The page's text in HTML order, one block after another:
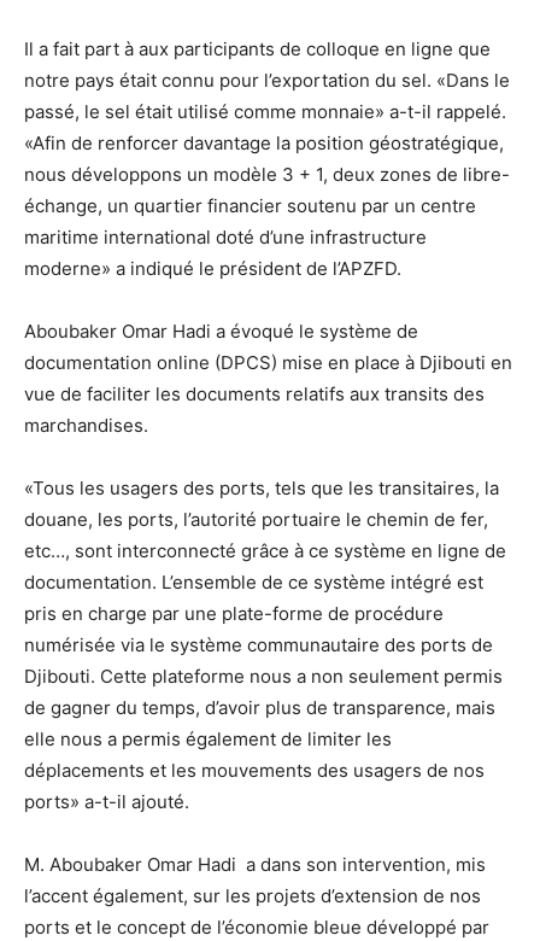
Il a fait part à aux participants de colloque en ligne que
notre pays était connu pour l’exportation du sel. «Dans le
passé, le sel était utilisé comme monnaie» a-t-il rappelé.
«Afin de renforcer davantage la position géostratégique,
nous développons un modèle 3 + 1, deux zones de libre-
échange, un quartier financier soutenu par un centre
maritime international doté d’une infrastructure
moderne» a indiqué le président de l’APZFD.
Aboubaker Omar Hadi a évoqué le système de
documentation online (DPCS) mise en place à Djibouti en
vue de faciliter les documents relatifs aux transits des
marchandises.
«Tous les usagers des ports, tels que les transitaires, la
douane, les ports, l’autorité portuaire le chemin de fer,
etc…, sont interconnecté grâce à ce système en ligne de
documentation. L’ensemble de ce système intégré est
pris en charge par une plate-forme de procédure
numérisée via le système communautaire des ports de
Djibouti. Cette plateforme nous a non seulement permis
de gagner du temps, d’avoir plus de transparence, mais
elle nous a permis également de limiter les
déplacements et les mouvements des usagers de nos
ports» a-t-il ajouté.
M. Aboubaker Omar Hadi a dans son intervention, mis
l’accent également, sur les projets d’extension de nos
ports et le concept de l’économie bleue développé par